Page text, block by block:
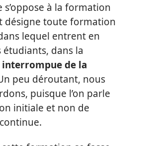
s’oppose à la formation
désigne toute formation
lequel entrent en
étudiants, dans la
de la
peu déroutant, nous
puisque l’on parle
initiale et non de